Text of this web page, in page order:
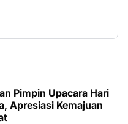
Pimpin Upacara Hari
Apresiasi Kemajuan